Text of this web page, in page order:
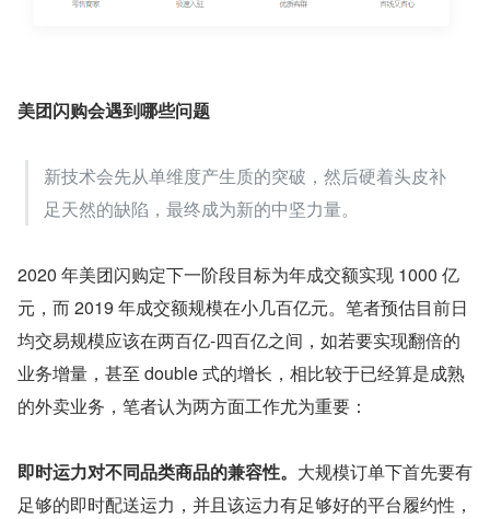
美团闪购会遇到哪些问题
新技术会先从单维度产生质的突破，然后硬着头皮补
足天然的缺陷，最终成为新的中坚力量。
2020 年美团闪购定下一阶段目标为年成交额实现 1000 亿
元，而 2019 年成交额规模在小几百亿元。笔者预估目前日
均交易规模应该在两百亿-四百亿之间，如若要实现翻倍的
业务增量，甚至 double 式的增长，相比较于已经算是成熟
的外卖业务，笔者认为两方面工作尤为重要：
即时运力对不同品类商品的兼容性。 大规模订单下首先要有
足够的即时配送运力，并且该运力有足够好的平台履约性，